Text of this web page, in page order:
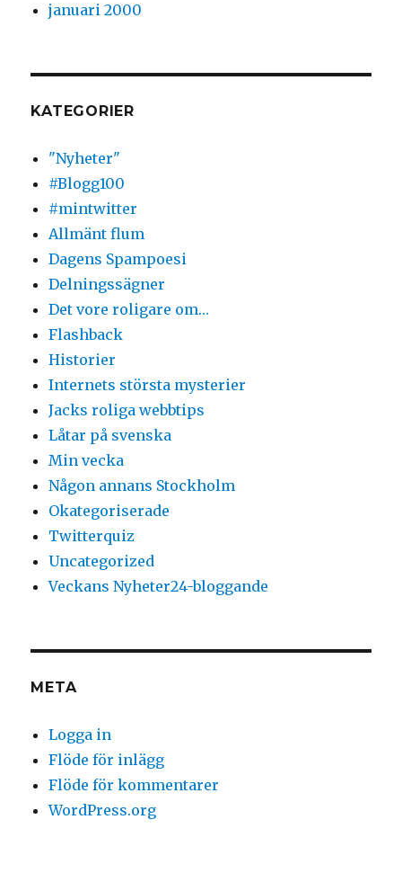
januari 2000
KATEGORIER
"Nyheter"
#Blogg100
#mintwitter
Allmänt flum
Dagens Spampoesi
Delningssägner
Det vore roligare om…
Flashback
Historier
Internets största mysterier
Jacks roliga webbtips
Låtar på svenska
Min vecka
Någon annans Stockholm
Okategoriserade
Twitterquiz
Uncategorized
Veckans Nyheter24-bloggande
META
Logga in
Flöde för inlägg
Flöde för kommentarer
WordPress.org